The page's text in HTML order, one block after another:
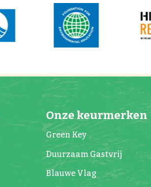
Onze keurmerken
Green Key
Duurzaam Gastvrij
Blauwe Vlag